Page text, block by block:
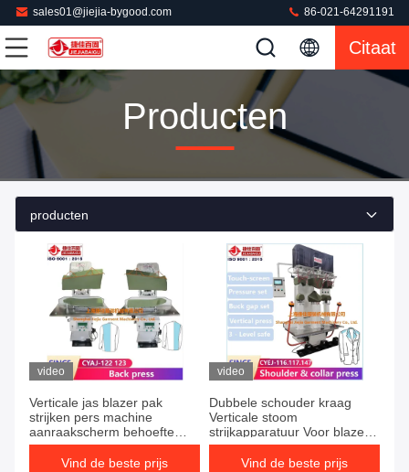
sales01@jiejia-bygood.com 86-021-64291191
Citaat
Producten
producten
video
Verticale jas blazer pak
strijken pers machine
aanraakscherm behoefte
vacuümpomp
Vind de beste prijs
video
Dubbele schouder kraag
Verticale stoom
strijkapparatuur Voor blazer
jas Kleed verschillende
soorten stof
Vind de beste prijs